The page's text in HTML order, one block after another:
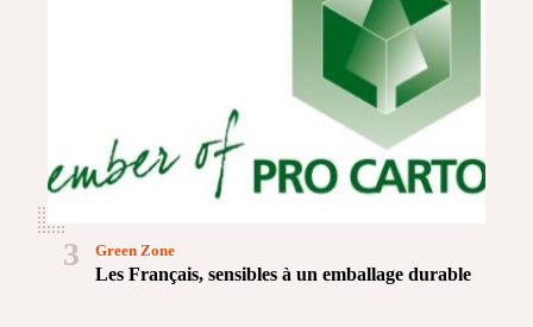
3
Les Français, sensibles à un emballage durable
Green Zone